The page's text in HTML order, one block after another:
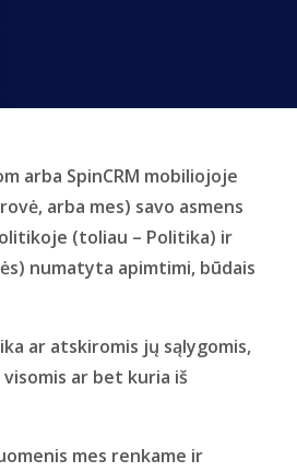
arba SpinCRM mobiliojoje
arba mes) savo asmens
(toliau – Politika) ir
numatyta apimtimi, būdais
ar atskiromis jų sąlygomis,
ar bet kuria iš
mes renkame ir